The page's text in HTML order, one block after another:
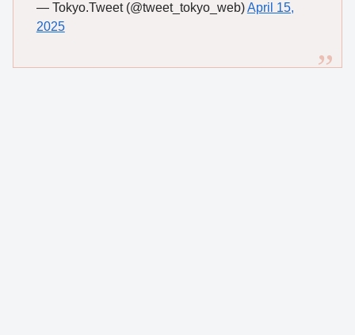
— Tokyo.Tweet (@tweet_tokyo_web)April 15,
2025